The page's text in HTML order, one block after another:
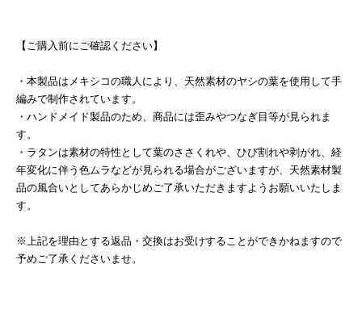
【ご購入前にご確認ください】
・本製品はメキシコの職人により、天然素材のヤシの葉を使用して手
編みで制作されています。
・ハンドメイド製品のため、商品には歪みやつなぎ目等が見られま
す。
・ラタンは素材の特性として葉のささくれや、ひび割れや剥がれ、経
年変化に伴う色ムラなどが見られる場合がございますが、天然素材製
品の風合いとしてあらかじめご了承いただきますようお願いいたしま
す。
※上記を理由とする返品・交換はお受けすることができかねますので
予めご了承くださいませ。